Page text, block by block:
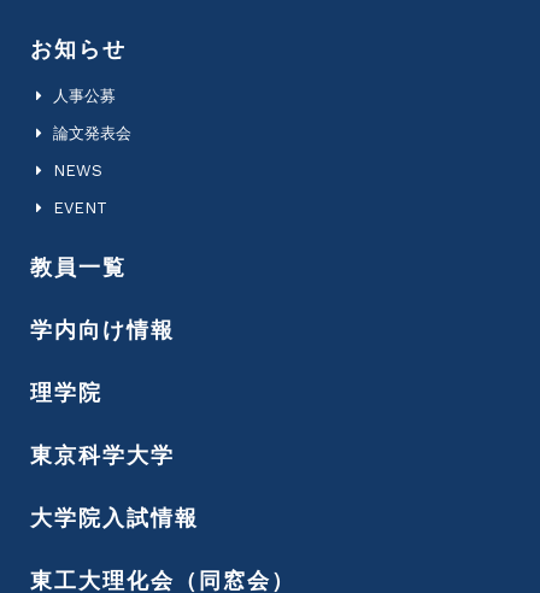
お知らせ
人事公募
論文発表会
NEWS
EVENT
教員一覧
学内向け情報
理学院
東京科学大学
大学院入試情報
東工大理化会（同窓会）